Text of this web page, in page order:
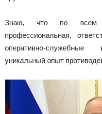
Знаю, что по всем
профессиональная,
оперативно-служебные
уникальный опыт
Видеоплеер